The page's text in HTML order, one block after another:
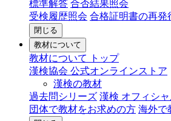
標準解答 合否結果照会
受検履歴照会 合格証明書の再発
閉じる
教材について
教材について トップ
漢検協会 公式オンラインストア
漢検の教材
過去問シリーズ 漢検 オフィシ
団体で教材をお求めの方 海外で